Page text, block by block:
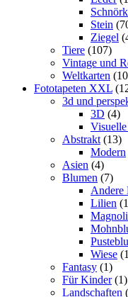
Stein
Ziegel
Tiere (107)
Vintage und
Weltkarten
Fototapeten XXL
3d und
3D (4)
Abstrakt (13)
Modern
Asien (4)
Blumen (7)
Andere
Lilien
Wiese
Fantasy (1)
Für Kinder (1)
Landschaften